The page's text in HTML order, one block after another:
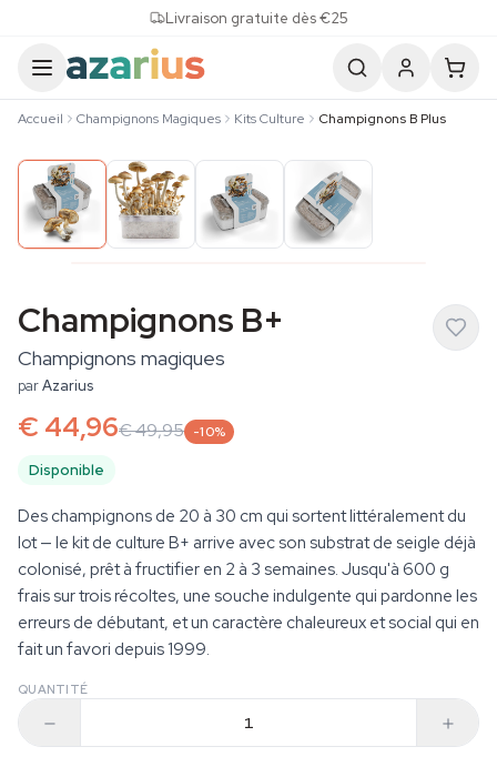
Livraison gratuite dès €25
Accueil Champignons Magiques Kits Culture Champignons B Plus
Champignons B+
Champignons magiques
parAzarius
€ 44,96€ 49,95 -10%
Disponible
Des champignons de 20 à 30 cm qui sortent littéralement du
lot — le kit de culture B+ arrive avec son substrat de seigle déjà
colonisé, prêt à fructifier en 2 à 3 semaines. Jusqu'à 600 g
frais sur trois récoltes, une souche indulgente qui pardonne les
erreurs de débutant, et un caractère chaleureux et social qui en
fait un favori depuis 1999.
QUANTITÉ